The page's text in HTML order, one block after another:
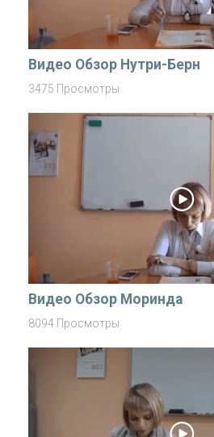
Видео Обзор Нутри-Берн
3475 Просмотры
Видео Обзор Моринда
8094 Просмотры